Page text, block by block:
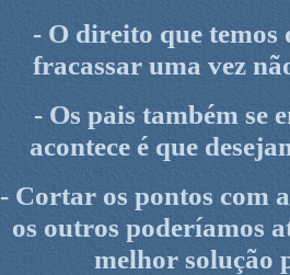
- O direito que temos
fracassar uma vez
- Os pais também se
acontece é que
- Cortar os pontos com
os outros poderíamos
melhor solução